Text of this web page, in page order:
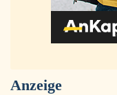
Anzeige